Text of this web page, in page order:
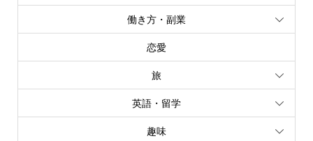
働き方・副業
恋愛
旅
英語・留学
趣味